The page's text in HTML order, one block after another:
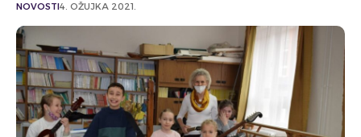
NOVOSTI4. OŽUJKA 2021.